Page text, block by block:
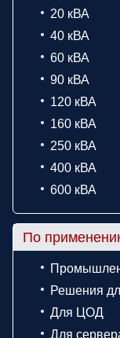
20 кВА
40 кВА
60 кВА
90 кВА
120 кВА
160 кВА
250 кВА
400 кВА
600 кВА
По
Решения
Для ЦОД
Для